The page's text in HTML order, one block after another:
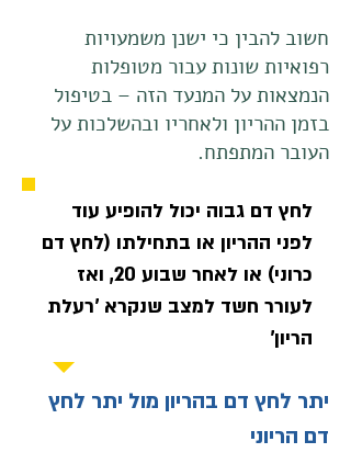
חשוב להבין כי ישנן משמעויות
רפואיות שונות עבור מטופלות
הנמצאות על המנעד הזה – בטיפול
בזמן ההריון ולאחריו ובהשלכות על
העובר המתפתח.
לחץ דם גבוה יכול להופיע עוד
לפני ההריון או בתחילתו (לחץ דם
כרוני) או לאחר שבוע 20, ואז
לעורר חשד למצב שנקרא 'רעלת
הריון'
יתר לחץ דם בהריון מול יתר לחץ
דם הריוני